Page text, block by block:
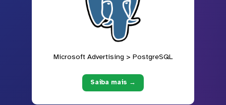
Microsoft Advertising > PostgreSQL
Saiba mais →